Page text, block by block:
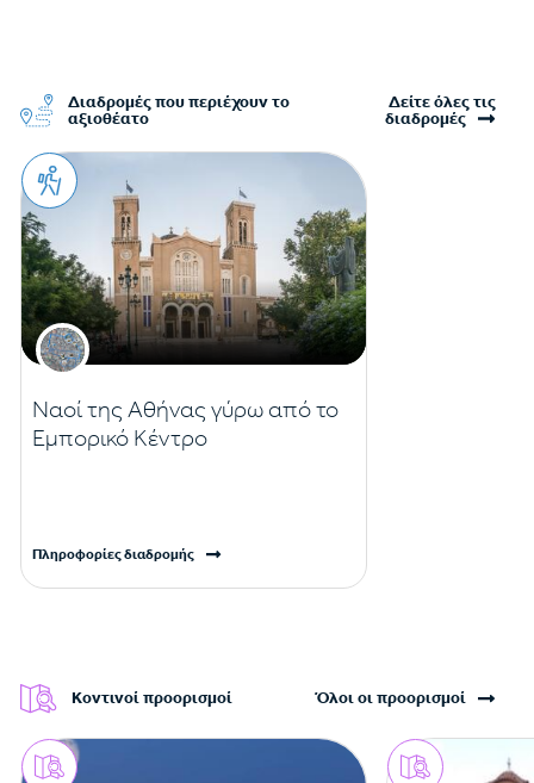
Διαδρομές που περιέχουν το
αξιοθέατο
Δείτε όλες τις
διαδρομές
Ναοί της Αθήνας γύρω από το
Εμπορικό Κέντρο
Πληροφορίες διαδρομής
Κοντινοί προορισμοί Όλοι οι προορισμοί